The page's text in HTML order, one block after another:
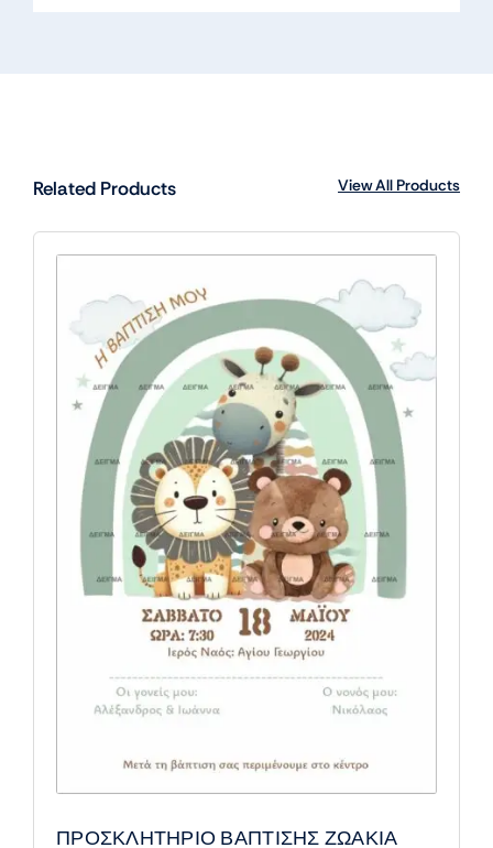
Related Products View All Products
ΠΡΟΣΚΛΗΤΗΡΙΟ ΒΑΠΤΙΣΗΣ ΖΩΑΚΙΑ